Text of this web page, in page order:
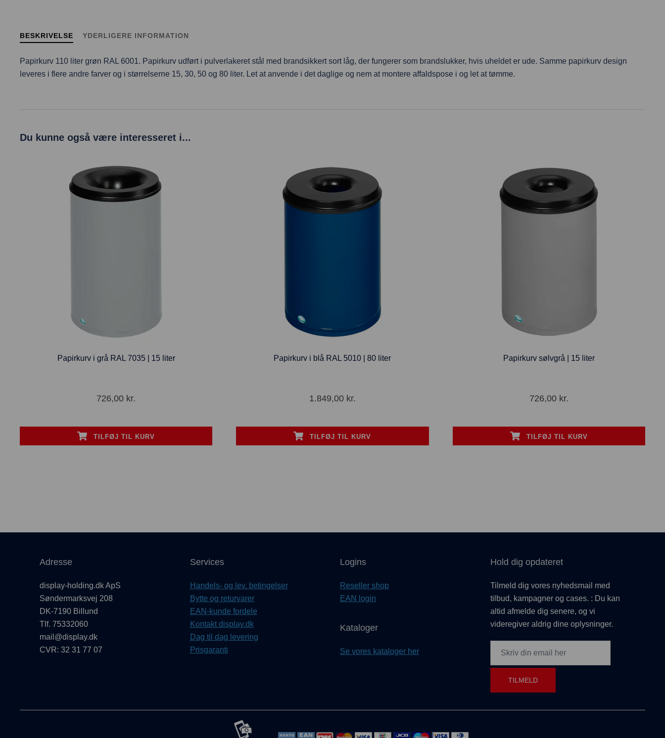
BESKRIVELSE YDERLIGERE INFORMATION
Papirkurv 110 liter grøn RAL 6001. Papirkurv udført i pulverlakeret stål med brandsikkert sort låg, der fungerer som brandslukker, hvis uheldet er ude. Samme papirkurv design
leveres i flere andre farver og i størrelserne 15, 30, 50 og 80 liter. Let at anvende i det daglige og nem at montere affaldspose i og let at tømme.
Du kunne også være interesseret i...
Papirkurv i grå RAL 7035 | 15 liter
726,00 kr.
TILFØJ TIL KURV
Papirkurv i blå RAL 5010 | 80 liter
1.849,00 kr.
TILFØJ TIL KURV
Papirkurv sølvgrå | 15 liter
726,00 kr.
TILFØJ TIL KURV
Adresse
display-holding.dk ApS
Søndermarksvej 208
DK-7190 Billund
Tlf. 75332060
mail@display.dk
CVR: 32 31 77 07
Services
Handels- og lev. betingelser
Bytte og returvarer
EAN-kunde fordele
Kontakt display.dk
Dag til dag levering
Prisgaranti
Logins
Reseller shop
EAN login
Kataloger
Se vores kataloger her
Hold dig opdateret
Tilmeld dig vores nyhedsmail med
tilbud, kampagner og cases. : Du kan
altid afmelde dig senere, og vi
videregiver aldrig dine oplysninger.
TILMELD